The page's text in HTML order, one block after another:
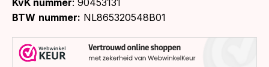
KvK nummer: 90453131
BTW nummer: NL865320548B01